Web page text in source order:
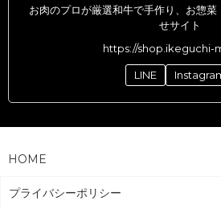
お肉のプロが厳選和牛で手作り、お惣
せサイト
https://shop.ikeguchi-
LINE
HOME
プライバシーポリシー